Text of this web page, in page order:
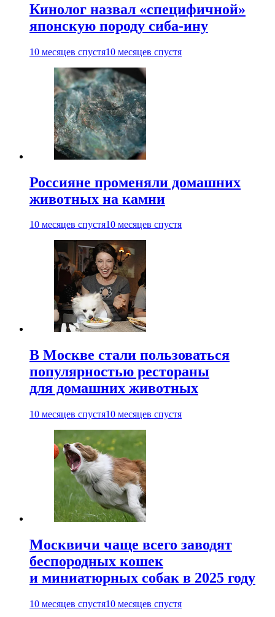
Кинолог назвал «специфичной»
японскую породу сиба-ину
10 месяцев спустя10 месяцев спустя
Россияне променяли домашних
животных на камни
10 месяцев спустя10 месяцев спустя
В Москве стали пользоваться
популярностью рестораны
для домашних животных
10 месяцев спустя10 месяцев спустя
Москвичи чаще всего заводят
беспородных кошек
и миниатюрных собак в 2025 году
10 месяцев спустя10 месяцев спустя